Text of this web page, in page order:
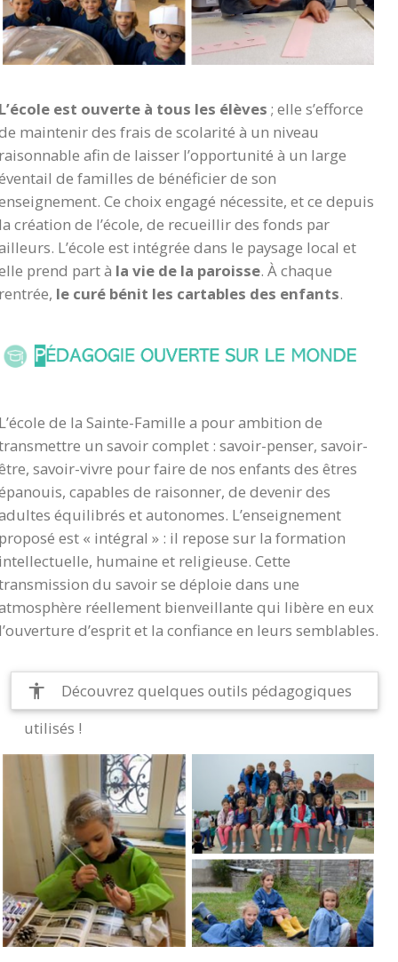
est ouverte à tous les élèves ; elle s’efforce
maintenir des frais de scolarité à un niveau
afin de laisser l’opportunité à un large
de familles de bénéficier de son
Ce choix engagé nécessite, et ce depuis
création de l’école, de recueillir des fonds par
L’école est intégrée dans le paysage local et
prend part à la vie de la paroisse. À chaque
le curé bénit les cartables des enfants.
de la Sainte-Famille a pour ambition de
un savoir complet : savoir-penser, savoir-
savoir-vivre pour faire de nos enfants des êtres
capables de raisonner, de devenir des
équilibrés et autonomes. L’enseignement
est « intégral » : il repose sur la formation
humaine et religieuse. Cette
du savoir se déploie dans une
réellement bienveillante qui libère en eux
d’esprit et la confiance en leurs semblables.
accessibility
Découvrez quelques outils pédagogiques
utilisés !